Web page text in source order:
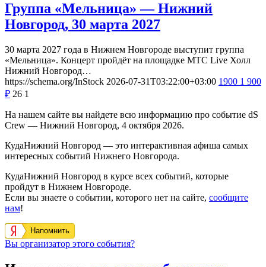
Группа «Мельница» — Нижний
Новгород, 30 марта 2027
30 марта 2027 года в Нижнем Новгороде выступит группа
«Мельница». Концерт пройдёт на площадке МТС Live Холл
Нижний Новгород…
https://schema.org/InStock 2026-07-31T03:22:00+03:00 1900 1 900
₽ 26 1
На нашем сайте вы найдете всю информацию про событие dS
Crew — Нижний Новгород, 4 октября 2026.
КудаНижний Новгород — это интерактивная афиша самых
интересных событий Нижнего Новгорода.
КудаНижний Новгород в курсе всех событий, которые
пройдут в Нижнем Новгороде.
Если вы знаете о событии, которого нет на сайте, сообщите
нам!
Напомнить
Вы организатор этого события?